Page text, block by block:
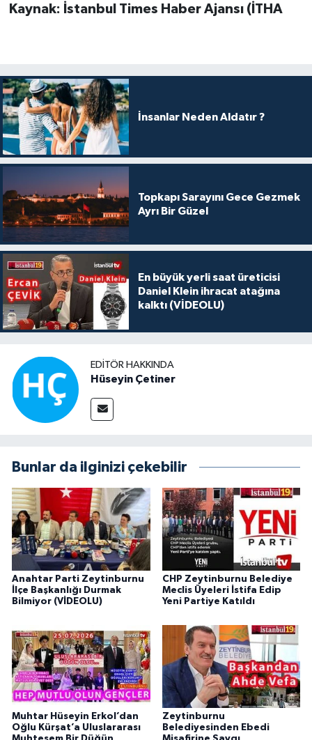
Kaynak: İstanbul Times Haber Ajansı (İTHA
İnsanlar Neden Aldatır ?
Topkapı Sarayını Gece Gezmek
Ayrı Bir Güzel
En büyük yerli saat üreticisi
Daniel Klein ihracat atağına
kalktı (VİDEOLU)
EDITÖR HAKKINDA
Hüseyin Çetiner
Bunlar da ilginizi çekebilir
Anahtar Parti Zeytinburnu
İlçe Başkanlığı Durmak
Bilmiyor (VİDEOLU)
CHP Zeytinburnu Belediye
Meclis Üyeleri İstifa Edip
Yeni Partiye Katıldı
Muhtar Hüseyin Erkol’dan
Oğlu Kürşat’a Uluslararası
Zeytinburnu
Belediyesinden Ebedi